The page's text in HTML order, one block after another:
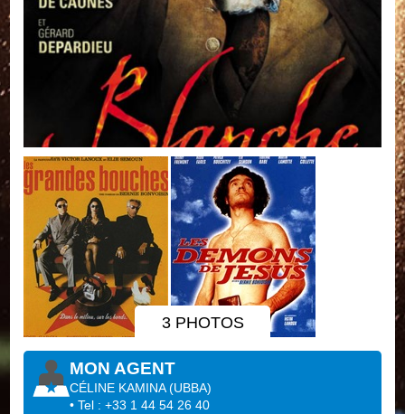
3 PHOTOS
MON AGENT
CÉLINE KAMINA (UBBA)
• Tel : +33 1 44 54 26 40